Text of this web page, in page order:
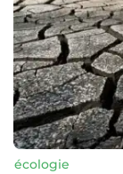
écologie